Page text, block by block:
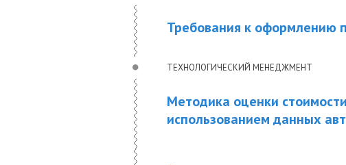
Требования к оформлению
ТЕХНОЛОГИЧЕСКИЙ МЕНЕДЖМЕНТ
Методика оценки
использованием данных